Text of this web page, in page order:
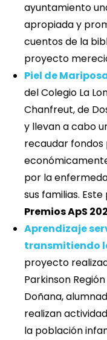
ayuntamiento
apropiada y
cuentos de la
proyecto
Piel de
del Colegio La
Chanfreut, de
y llevan a cabo
recaudar
por la
sus familias.
Premios ApS
Aprendizaje
transmitiendo
proyecto
Parkinson
Doñana,
realizan
la población